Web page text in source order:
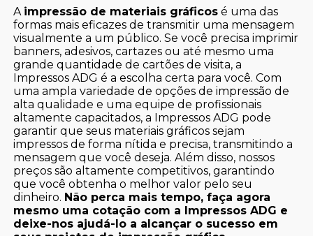
A impressão de materiais gráficos é uma das
formas mais eficazes de transmitir uma mensagem
visualmente a um público. Se você precisa imprimir
banners, adesivos, cartazes ou até mesmo uma
grande quantidade de cartões de visita, a
Impressos ADG é a escolha certa para você. Com
uma ampla variedade de opções de impressão de
alta qualidade e uma equipe de profissionais
altamente capacitados, a Impressos ADG pode
garantir que seus materiais gráficos sejam
impressos de forma nítida e precisa, transmitindo a
mensagem que você deseja. Além disso, nossos
preços são altamente competitivos, garantindo
que você obtenha o melhor valor pelo seu
dinheiro. Não perca mais tempo, faça agora
mesmo uma cotação com a Impressos ADG e
deixe-nos ajudá-lo a alcançar o sucesso em